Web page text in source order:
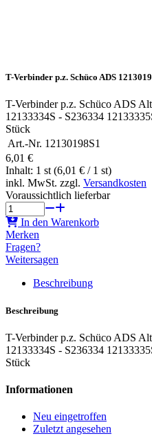
T-Verbinder p.z. Schüco ADS
T-Verbinder p.z. Schüco ADS
12133334S - S236334
Stück
Art.-Nr. 12130198S1
6,01 €
Inhalt: 1 st (6,01 € / 1 st)
inkl. MwSt. zzgl. Versandkosten
Voraussichtlich lieferbar
In den Warenkorb
Merken
Fragen?
Weitersagen
Beschreibung
Beschreibung
T-Verbinder p.z. Schüco ADS
12133334S - S236334
Stück
Informationen
Neu eingetroffen
Zuletzt angesehen